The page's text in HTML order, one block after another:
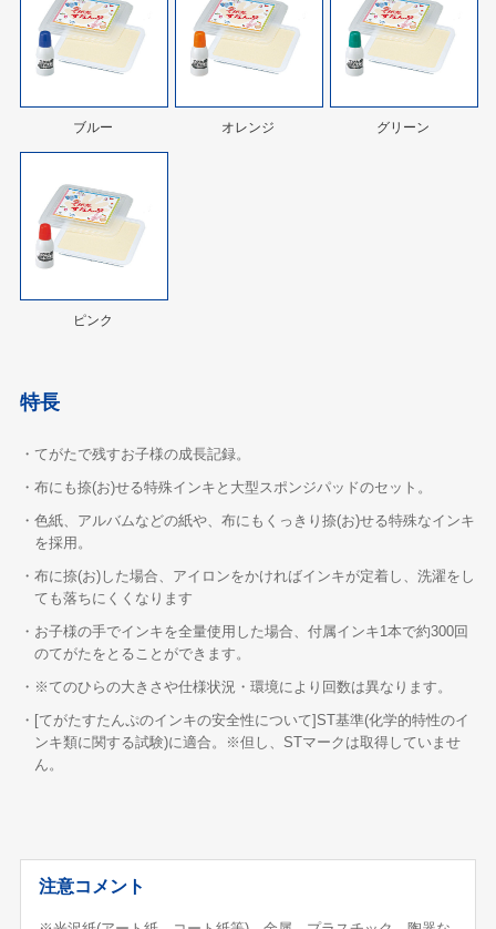
ブルー オレンジ グリーン
ピンク
特長
・てがたで残すお子様の成長記録。
・布にも捺(お)せる特殊インキと大型スポンジパッドのセット。
・色紙、アルバムなどの紙や、布にもくっきり捺(お)せる特殊なインキ
を採用。
・布に捺(お)した場合、アイロンをかければインキが定着し、洗濯をし
ても落ちにくくなります
・お子様の手でインキを全量使用した場合、付属インキ1本で約300回
のてがたをとることができます。
・※てのひらの大きさや仕様状況・環境により回数は異なります。
・[てがたすたんぷのインキの安全性について]ST基準(化学的特性のイ
ンキ類に関する試験)に適合。※但し、STマークは取得していませ
ん。
注意コメント